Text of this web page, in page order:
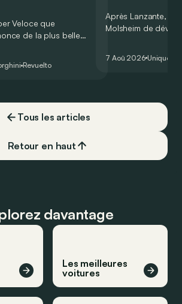
Veloce que
de la plus belle
Revuelto
Après Lanzante,
Molsheim de
7 Aoû 2026 Unique
Tous les articles
Retour en haut
davantage
Les meilleures
voitures